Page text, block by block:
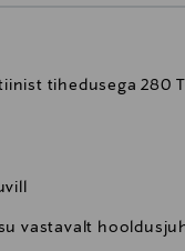
tihedusega 280
vastavalt